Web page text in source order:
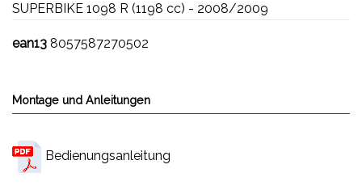
SUPERBIKE 1098 R (1198 cc) - 2008/2009
ean13 8057587270502
Montage und Anleitungen
Bedienungsanleitung